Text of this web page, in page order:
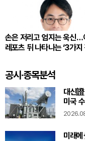
손은 저리고 엄지는 욱신…
레포츠 뒤 나타나는 ‘3가지
공시·종목분석
대신
미국
미래